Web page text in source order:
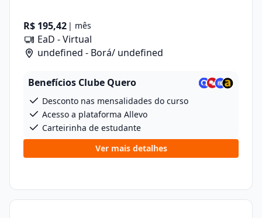
R$ 195,42 | mês
EaD - Virtual
undefined - Borá/ undefined
Benefícios Clube Quero
Desconto nas mensalidades do curso
Acesso a plataforma Allevo
Carteirinha de estudante
Ver mais detalhes